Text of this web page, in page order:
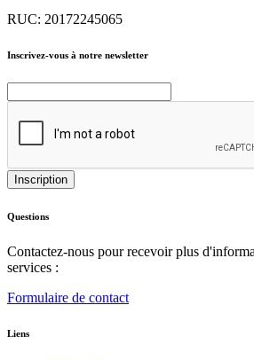
RUC: 20172245065
Inscrivez-vous à notre newsletter
Questions
Contactez-nous pour recevoir plus
services :
Formulaire de contact
Liens